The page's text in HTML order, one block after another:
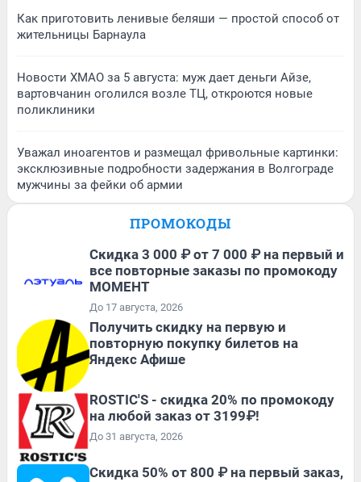
Как приготовить ленивые беляши — простой способ от
жительницы Барнаула
Новости ХМАО за 5 августа: муж дает деньги Айзе,
вартовчанин оголился возле ТЦ, откроются новые
поликлиники
Уважал иноагентов и размещал фривольные картинки:
эксклюзивные подробности задержания в Волгограде
мужчины за фейки об армии
ПРОМОКОДЫ
Скидка 3 000 ₽ от 7 000 ₽ на первый и
все повторные заказы по промокоду
МОМЕНТ
До 17 августа, 2026
Получить скидку на первую и
повторную покупку билетов на
Яндекс Афише
ROSTIC'S - скидка 20% по промокоду
на любой заказ от 3199₽!
До 31 августа, 2026
Скидка 50% от 800 ₽ на первый заказ,